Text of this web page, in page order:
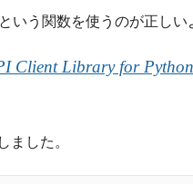
という関数を使うのが正しい
Client Library for
ました。